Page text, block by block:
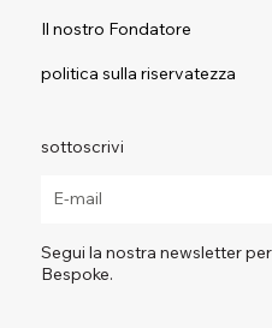
Il nostro Fondatore
politica sulla riservatezza
sottoscrivi
Segui la nostra newsletter
Bespoke.